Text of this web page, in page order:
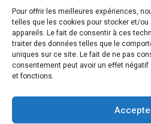
Pour offrir les meilleures expériences,
telles que les cookies pour stocker et/
appareils. Le fait de consentir à ces
traiter des données telles que le
uniques sur ce site. Le fait de ne pas
consentement peut avoir un effet
et fonctions.
Liens
Politique de
Politique en matière
Tous droits réservés - 2023 ©